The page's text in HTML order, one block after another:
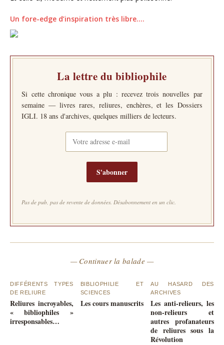
Un fore-edge d’inspiration très libre….
La lettre du bibliophile
Si cette chronique vous a plu : recevez trois nouvelles par
semaine — livres rares, reliures, enchères, et les Dossiers
IGLI. 18 ans d'archives, quelques milliers de lecteurs.
S'abonner
Pas de pub, pas de revente de données. Désabonnement en un clic.
— Continuer la balade —
DIFFÉRENTS TYPES
DE RELIURE
Reliures incroyables,
« bibliophiles »
irresponsables…
BIBLIOPHILIE ET
SCIENCES
Les cours manuscrits
AU HASARD DES
ARCHIVES
Les anti-relieurs, les
non-relieurs et
autres profanateurs
de reliures sous la
Révolution